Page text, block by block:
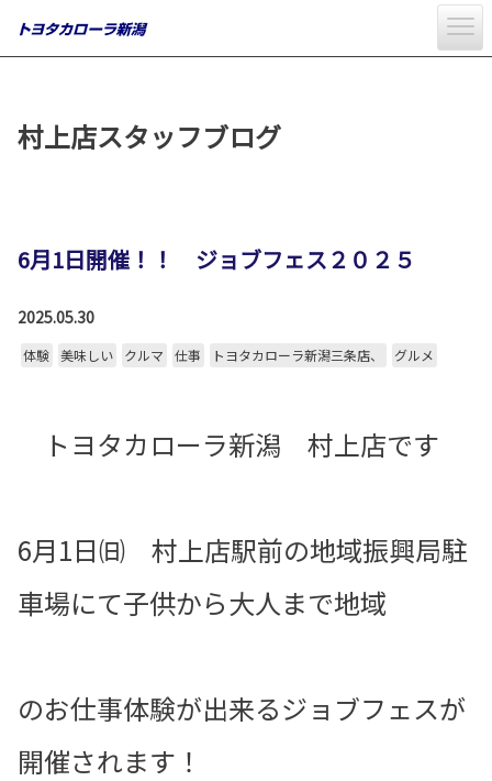
村上店スタッフブログ
6月1日開催！！ ジョブフェス２０２５
2025.05.30
体験 美味しい クルマ 仕事 トヨタカローラ新潟三条店、 グルメ
トヨタカローラ新潟 村上店です
6月1日㈰ 村上店駅前の地域振興局駐
車場にて子供から大人まで地域
のお仕事体験が出来るジョブフェスが
開催されます！